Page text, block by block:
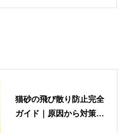
猫砂の飛び散り防止完全
ガイド｜原因から対策・